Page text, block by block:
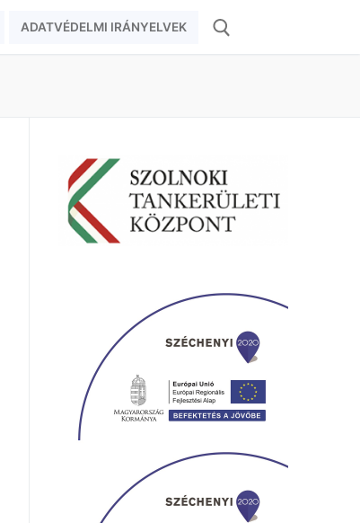
ADATVÉDELMI IRÁNYELVEK